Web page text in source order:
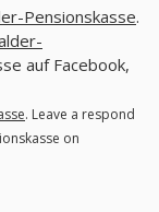
Pensionskasse.
auf Facebook,
. Leave a respond
on